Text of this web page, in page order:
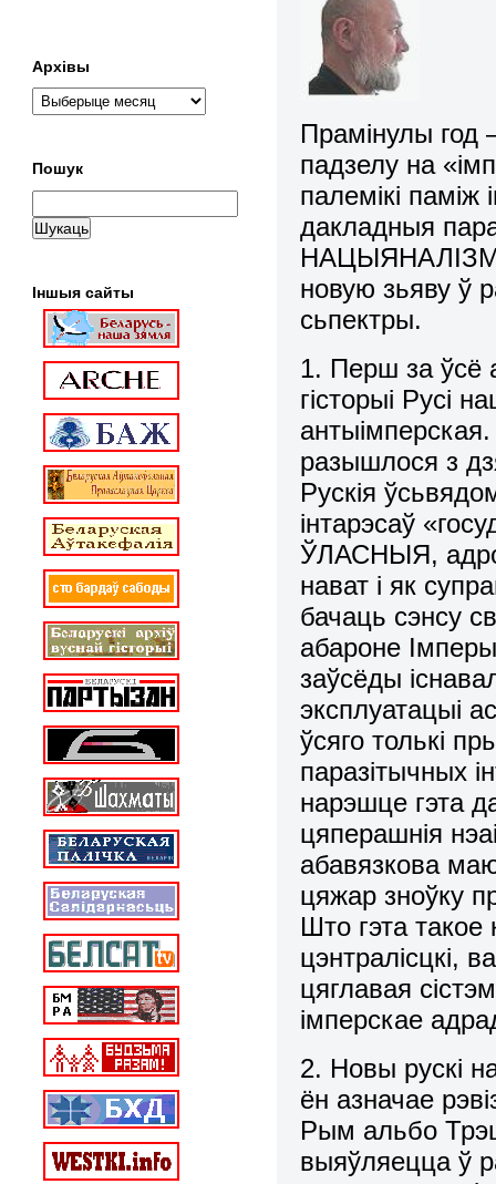
Прамінулы год
падзелу на
палемікі
дакладныя
новую зьяву ў
сьпектры.
1. Перш за ўсё
гісторыі Русі
разышлося з
Рускія
інтарэсаў
ЎЛАСНЫЯ,
нават і як
бачаць сэнсу
абароне
заўсёды
эксплуатацыі
ўсяго толькі
паразітычных
нарэшце гэта
цяперашнія
абавязкова
цяжар зноўку
Што гэта такое
цэнтралісцкі,
цяглавая
імперскае
2. Новы рускі
ён азначае
Рым альбо
выяўляецца ў
Архівы
Пошук
Іншыя сайты